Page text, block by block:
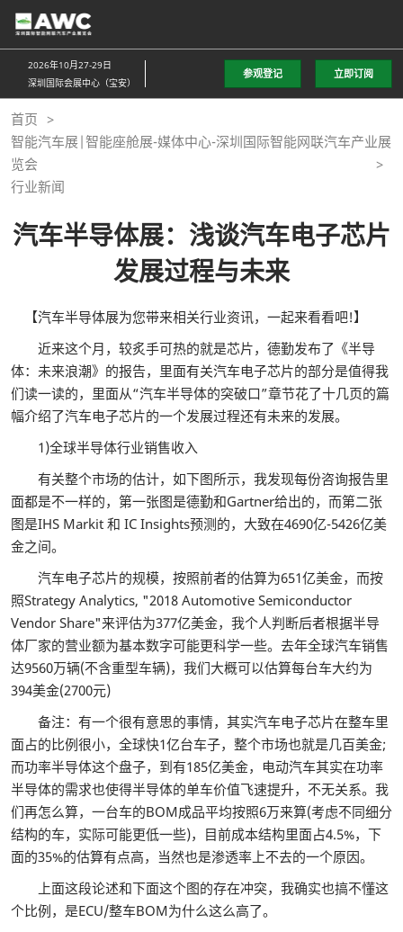
直
接
跳
至
内
容
2026年10月27-29日
深圳国际会展中心（宝安）
参观登记 立即订阅
首页
智能汽车展|智能座舱展-媒体中心-深圳国际智能网联汽车产业展
览会
行业新闻
汽车半导体展：浅谈汽车电子芯片
发展过程与未来
【汽车半导体展为您带来相关行业资讯，一起来看看吧!】
近来这个月，较炙手可热的就是芯片，德勤发布了《半导
体：未来浪潮》的报告，里面有关汽车电子芯片的部分是值得我
们读一读的，里面从“汽车半导体的突破口”章节花了十几页的篇
幅介绍了汽车电子芯片的一个发展过程还有未来的发展。
1)全球半导体行业销售收入
有关整个市场的估计，如下图所示，我发现每份咨询报告里
面都是不一样的，第一张图是德勤和Gartner给出的，而第二张
图是IHS Markit 和 IC Insights预测的，大致在4690亿-5426亿美
金之间。
汽车电子芯片的规模，按照前者的估算为651亿美金，而按
照Strategy Analytics, "2018 Automotive Semiconductor
Vendor Share"来评估为377亿美金，我个人判断后者根据半导
体厂家的营业额为基本数字可能更科学一些。去年全球汽车销售
达9560万辆(不含重型车辆)，我们大概可以估算每台车大约为
394美金(2700元)
备注：有一个很有意思的事情，其实汽车电子芯片在整车里
面占的比例很小，全球快1亿台车子，整个市场也就是几百美金;
而功率半导体这个盘子，到有185亿美金，电动汽车其实在功率
半导体的需求也使得半导体的单车价值飞速提升，不无关系。我
们再怎么算，一台车的BOM成品平均按照6万来算(考虑不同细分
结构的车，实际可能更低一些)，目前成本结构里面占4.5%，下
面的35%的估算有点高，当然也是渗透率上不去的一个原因。
上面这段论述和下面这个图的存在冲突，我确实也搞不懂这
个比例，是ECU/整车BOM为什么这么高了。